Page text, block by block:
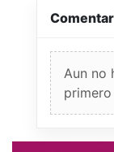
Aun no